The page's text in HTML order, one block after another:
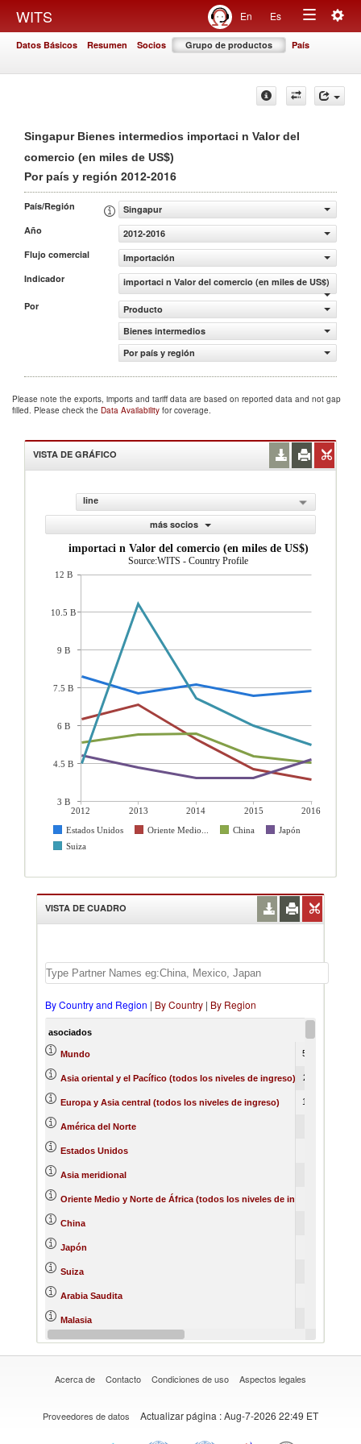
WITS En Es
Toggle
Datos Básicos Resumen Socios Grupo de productos País
Singapur Bienes intermedios importaci n Valor del
comercio (en miles de US$)
Por país y región 2012-2016
País/Región
Singapur
Año
2012-2016
Flujo comercial
Importación
Indicador
importaci n Valor del comercio (en miles de US$)
Por
Producto
Bienes intermedios
Por país y región
Please note the exports, imports and tariff data are based on reported data and not gap
filled. Please check the Data Availability for coverage.
VISTA DE GRÁFICO
line
más socios
importaci n Valor del comercio (en miles de US$)
Source:WITS - Country Profile
2012 2013 2014 2015
2016
Estados Unidos
Oriente Medio... China
Japón
Suiza
12 B
10.5 B
9 B
7.5 B
6 B
4.5 B
3 B
VISTA DE CUADRO
By Country and Region | By Country | By Region
asociados
Mundo 55724876
Asia oriental y el Pacífico (todos los niveles de ingreso) 24524117
Europa y Asia central (todos los niveles de ingreso) 12706764
América del Norte
Estados Unidos
Asia meridional
Oriente Medio y Norte de África (todos los niveles de ingreso)
China
Japón
Suiza
Arabia Saudita
Malasia
Indonesia 3643279
Acerca de Contacto Condiciones de uso Aspectos legales
Proveedores de datos Actualizar página : Aug-7-2026 22:49 ET